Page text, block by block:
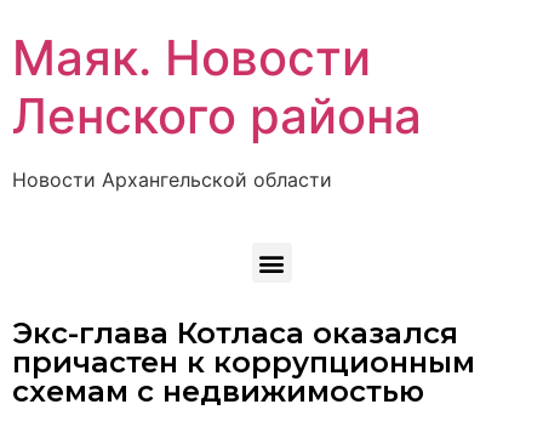
Маяк. Новости
Ленского района
Новости Архангельской области
Экс-глава Котласа оказался
причастен к коррупционным
схемам с недвижимостью